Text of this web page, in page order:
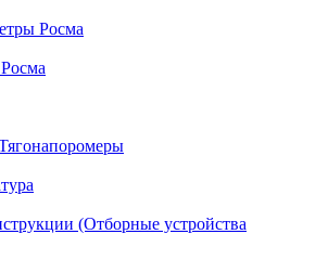
Росма
(Отборные устройства